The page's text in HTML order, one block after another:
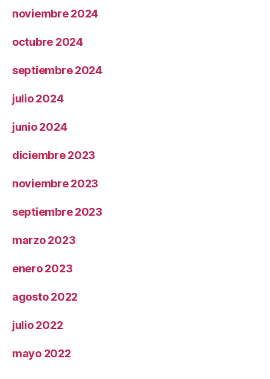
noviembre 2024
octubre 2024
septiembre 2024
julio 2024
junio 2024
diciembre 2023
noviembre 2023
septiembre 2023
marzo 2023
enero 2023
agosto 2022
julio 2022
mayo 2022